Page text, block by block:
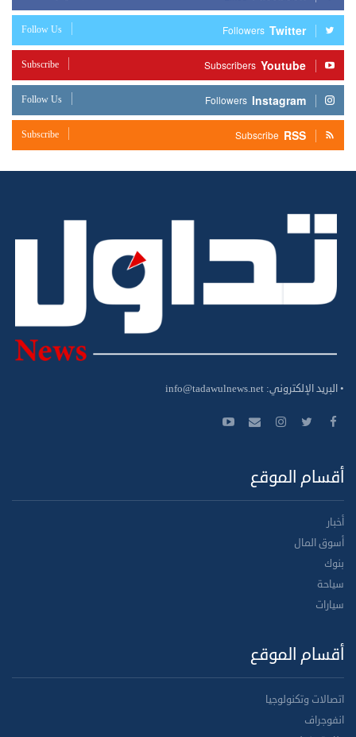
Twitter
Followers
Follow Us
Youtube
Subscribers
Subscribe
Instagram
Followers
Follow Us
RSS
Subscribe
Subscribe
• البريد الإلكتروني: info@tadawulnews.net
أقسام الموقع
أخبار
أسوق المال
بنوك
سياحة
سيارات
أقسام الموقع
اتصالات وتكنولوجيا
انفوجراف